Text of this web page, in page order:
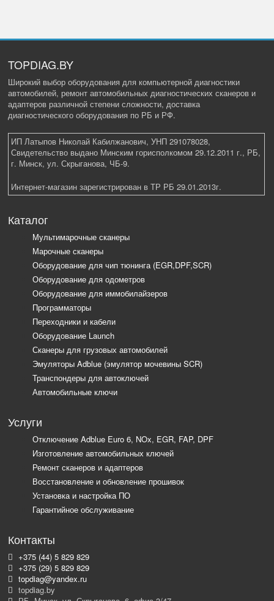
TOPDIAG.BY
Широкий выбор оборудования для компьютерной диагностики
автомобилей, ремонт автомобильных диагностических сканеров и
адаптеров различной степени сложности, доставка
диагностического оборудования по РБ и РФ.
ИП Латыпов Николай Кабилжанович, УНП 291078028,
Свидетельство выдано Минским горисполкомом 29.12.2011 г., РБ,
г. Минск, ул. Скрыганова, ЧБ-9.
Интернет-магазин зарегистрирован в ТР РБ 29.01.2013г.
Каталог
Мультимарочные сканеры
Марочные сканеры
Оборудование для чип тюнинга (EGR,DPF,SCR)
Оборудование для одометров
Оборудование для иммобилайзеров
Программаторы
Переходники и кабели
Оборудование Launch
Сканеры для грузовых автомобилей
Эмуляторы Adblue (эмулятор мочевины SCR)
Транспондеры для автоключей
Автомобильные ключи
Услуги
Отключение Adblue Euro 6, NOx, EGR, FAP, DPF
Изготовление автомобильных ключей
Ремонт сканеров и адаптеров
Восстановление и обновление прошивок
Установка и настройка ПО
Гарантийное обслуживание
Контакты
+375 (44) 5 829 829
+375 (29) 5 829 829
topdiag@yandex.ru
topdiag.by